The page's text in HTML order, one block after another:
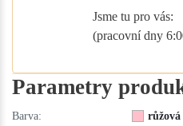
Jsme tu pro vás:
(pracovní dny
Parametry
Barva:
růžová